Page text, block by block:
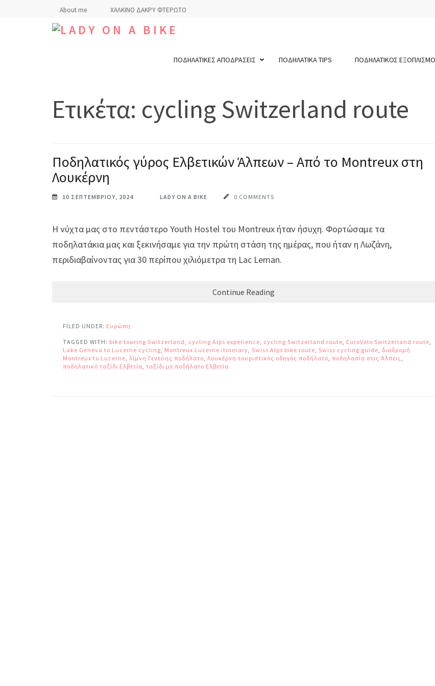
About me ΧΑΛΚΙΝΟ ΔΑΚΡΥ ΦΤΕΡΩΤΟ
ΠΟΔΗΛΑΤΙΚΕΣ ΑΠΟΔΡΑΣΕΙΣ ΠΟΔΗΛΑΤΙΚΑ TIPS ΠΟΔΗΛΑΤΙΚΟΣ
Ετικέτα: cycling Switzerland route
Ποδηλατικός γύρος Ελβετικών Άλπεων – Από το Montreux στη
Λουκέρνη
10 ΣΕΠΤΕΜΒΡΊΟΥ, 2024 LADY ON A BIKE 0 COMMENTS
Η νύχτα μας στο πεντάστερο Youth Hostel του Montreux ήταν ήσυχη. Φορτώσαμε τα
ποδηλατάκια μας και ξεκινήσαμε για την πρώτη στάση της ημέρας, που ήταν η Λωζάνη,
περιδιαβαίνοντας για 30 περίπου χιλιόμετρα τη Lac Leman.
Continue Reading
FILED UNDER: Ευρώπη
TAGGED WITH: bike touring Switzerland, cycling Alps experience, cycling Switzerland route, EuroVelo Switzerland route,
Lake Geneva to Lucerne cycling, Montreux Lucerne itinerary, Swiss Alps bike route, Swiss cycling guide, διαδρομή
Montreux to Lucerne, λίμνη Γενεύης ποδήλατο, Λουκέρνη τουριστικός οδηγός ποδήλατο, ποδηλασία στις Άλπεις,
ποδηλατικό ταξίδι Ελβετία, ταξίδι με ποδήλατο Ελβετία